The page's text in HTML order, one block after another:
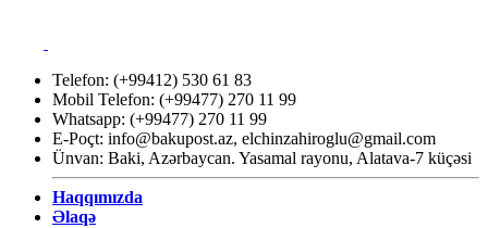
Telefon: (+99412) 530 61 83
Mobil Telefon: (+99477) 270 11 99
Whatsapp: (+99477) 270 11 99
E-Poçt: info@bakupost.az, elchinzahiroglu@gmail.com
Ünvan: Baki, Azərbaycan. Yasamal rayonu, Alatava-7 küçəsi
Haqqımızda
Əlaqə